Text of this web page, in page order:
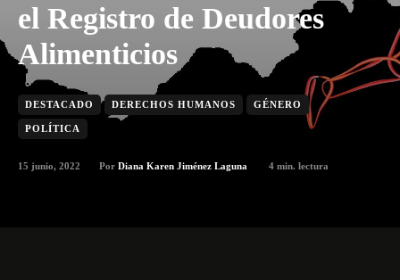
el Registro de Deudores
Alimenticios
DESTACADO DERECHOS HUMANOS GÉNERO
POLÍTICA
15 junio, 2022 Por Diana Karen Jiménez Laguna 4 min. lectura